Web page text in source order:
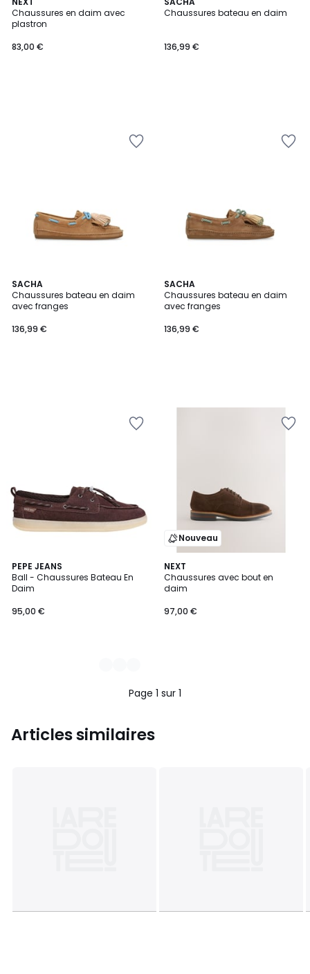
Chaussures en daim avec
plastron
83,00 €
Chaussures bateau en daim
136,99 €
SACHA
Chaussures bateau en daim
avec franges
136,99 €
SACHA
Chaussures bateau en daim
avec franges
136,99 €
PEPE JEANS
Ball - Chaussures Bateau En
Daim
95,00 €
2
Couleurs
Nouveau
NEXT
Chaussures avec bout en
daim
97,00 €
Page 1 sur 1
Articles similaires